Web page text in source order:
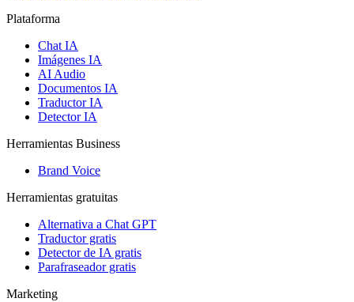
Plataforma
Chat IA
Imágenes IA
AI Audio
Documentos IA
Traductor IA
Detector IA
Herramientas Business
Brand Voice
Herramientas gratuitas
Alternativa a Chat GPT
Traductor gratis
Detector de IA gratis
Parafraseador gratis
Marketing